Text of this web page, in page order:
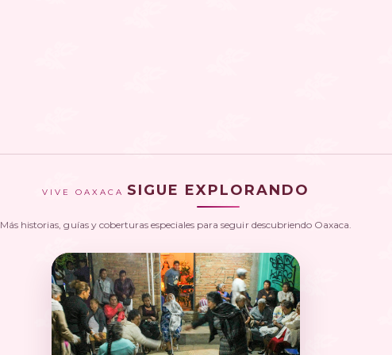
VIVE OAXACA SIGUE EXPLORANDO
Más historias, guías y coberturas especiales para seguir descubriendo Oaxaca.